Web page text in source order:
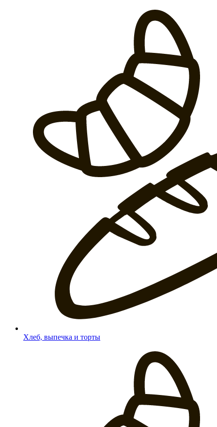
Хлеб, выпечка и торты